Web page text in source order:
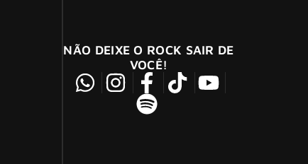
NÃO DEIXE O ROCK SAIR DE
VOCÊ!